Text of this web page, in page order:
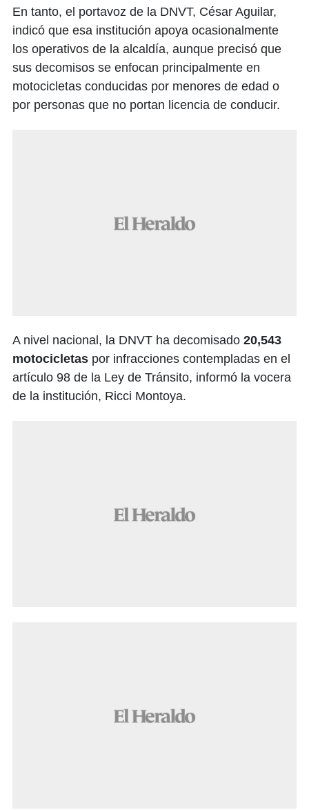
En tanto, el portavoz de la DNVT, César Aguilar,
indicó que esa institución apoya ocasionalmente
los operativos de la alcaldía, aunque precisó que
sus decomisos se enfocan principalmente en
motocicletas conducidas por menores de edad o
por personas que no portan licencia de conducir.
A nivel nacional, la DNVT ha decomisado 20,543
motocicletas por infracciones contempladas en el
artículo 98 de la Ley de Tránsito, informó la vocera
de la institución, Ricci Montoya.